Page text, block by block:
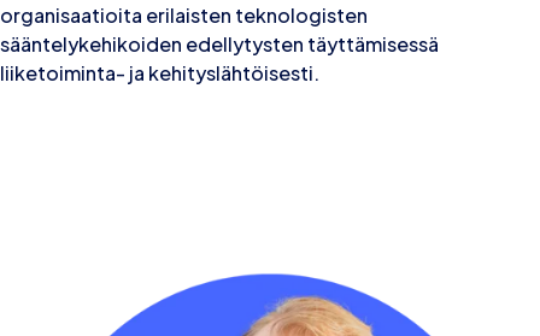
organisaatioita erilaisten teknologisten
sääntelykehikoiden edellytysten täyttämisessä
liiketoiminta- ja kehityslähtöisesti.